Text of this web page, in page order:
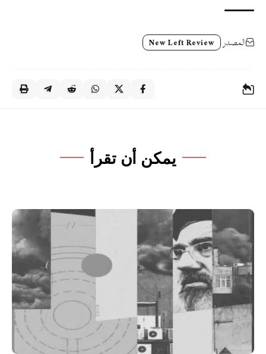
المصدر New Left Review
يمكن أن تقرأ